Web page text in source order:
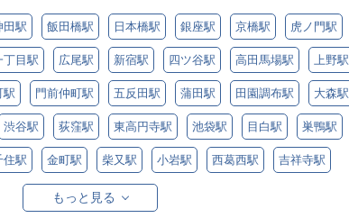
田駅 飯田橋駅 日本橋駅 銀座駅 京橋駅 虎ノ門駅
丁目駅 広尾駅 新宿駅 四ツ谷駅 高田馬場駅 上野駅
駅 門前仲町駅 五反田駅 蒲田駅 田園調布駅 大森駅
渋谷駅 荻窪駅 東高円寺駅 池袋駅 目白駅 巣鴨駅
住駅 金町駅 柴又駅 小岩駅 西葛西駅 吉祥寺駅
もっと見る